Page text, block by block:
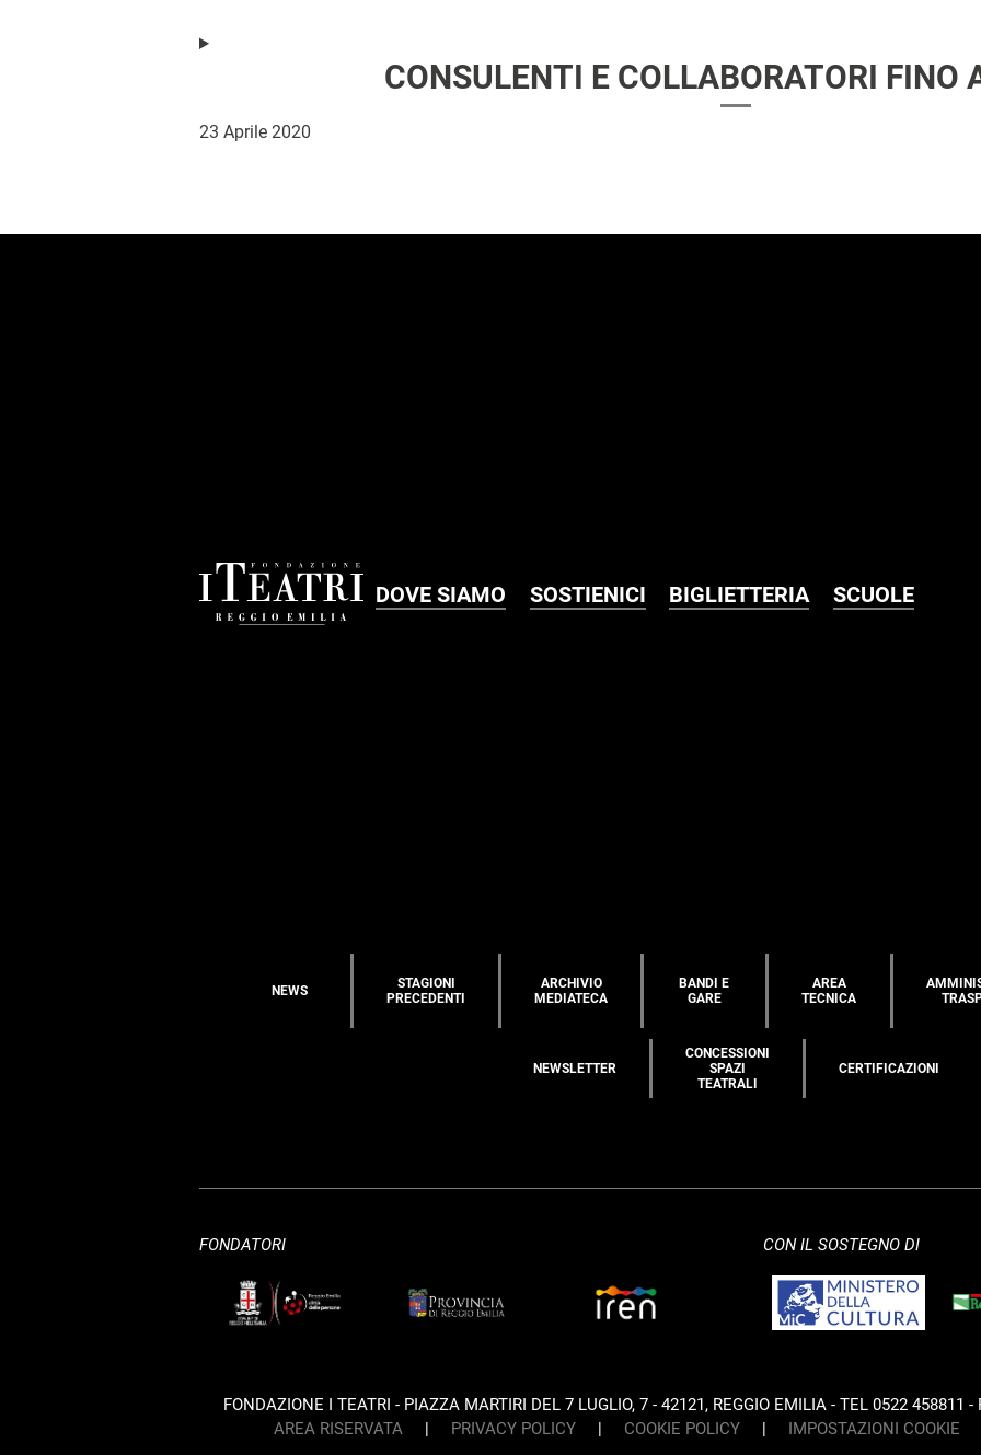
CONSULENTI E COLLABORATORI FINO
23 Aprile 2020
DOVE SIAMO SOSTIENICI BIGLIETTERIA SCUOLE
NEWS
STAGIONI
PRECEDENTI
ARCHIVIO
MEDIATECA
BANDI E
GARE
AREA
TECNICA
NEWSLETTER
CONCESSIONI
SPAZI
TEATRALI
CERTIFICAZIONI
FONDATORI CON IL SOSTEGNO DI
FONDAZIONE I TEATRI - PIAZZA MARTIRI DEL 7 LUGLIO, 7 - 42121, REGGIO EMILIA - TEL 0522 458811
AREA RISERVATA
| PRIVACY POLICY | COOKIE POLICY | IMPOSTAZIONI COOKIE